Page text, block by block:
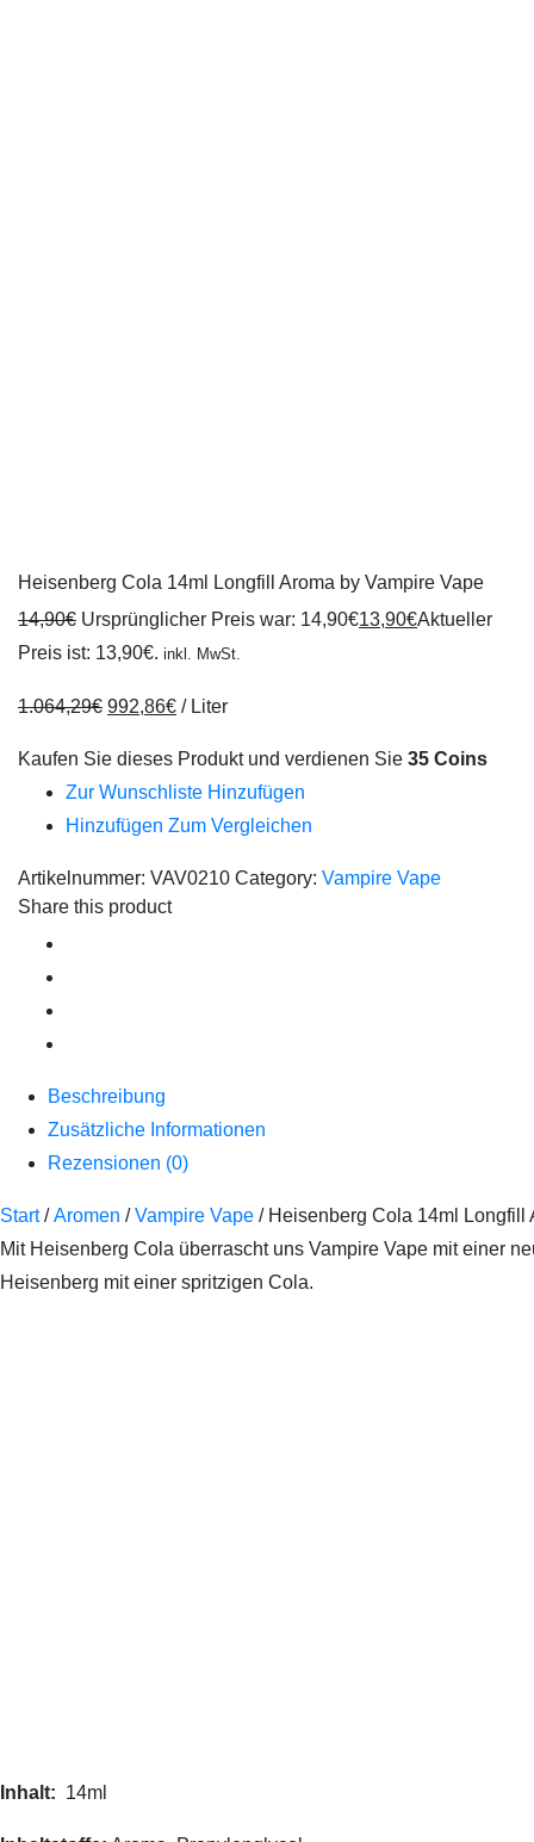
Heisenberg Cola 14ml Longfill Aroma by Vampire Vape
14,90€ Ursprünglicher Preis war: 14,90€13,90€Aktueller
Preis ist: 13,90€. inkl. MwSt.
1.064,29€ 992,86€ / Liter
Kaufen Sie dieses Produkt und verdienen Sie 35 Coins
Zur Wunschliste Hinzufügen
Hinzufügen Zum Vergleichen
Artikelnummer: VAV0210 Category: Vampire Vape
Share this product
Beschreibung
Zusätzliche Informationen
Rezensionen (0)
Start/Aromen /Vampire Vape / Heisenberg Cola 14ml Longfill
Mit Heisenberg Cola überrascht uns Vampire Vape mit einer
Heisenberg mit einer spritzigen Cola.
Inhalt: 14ml